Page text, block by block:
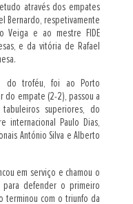
através dos empates
Bernardo, respetivamente
Veiga e ao mestre FIDE
e da vitória de Rafael
do troféu, foi ao Porto
do empate (2-2), passou a
superiores, do
internacional Paulo Dias,
António Silva e Alberto
em serviço e chamou o
para defender o primeiro
terminou com o triunfo da